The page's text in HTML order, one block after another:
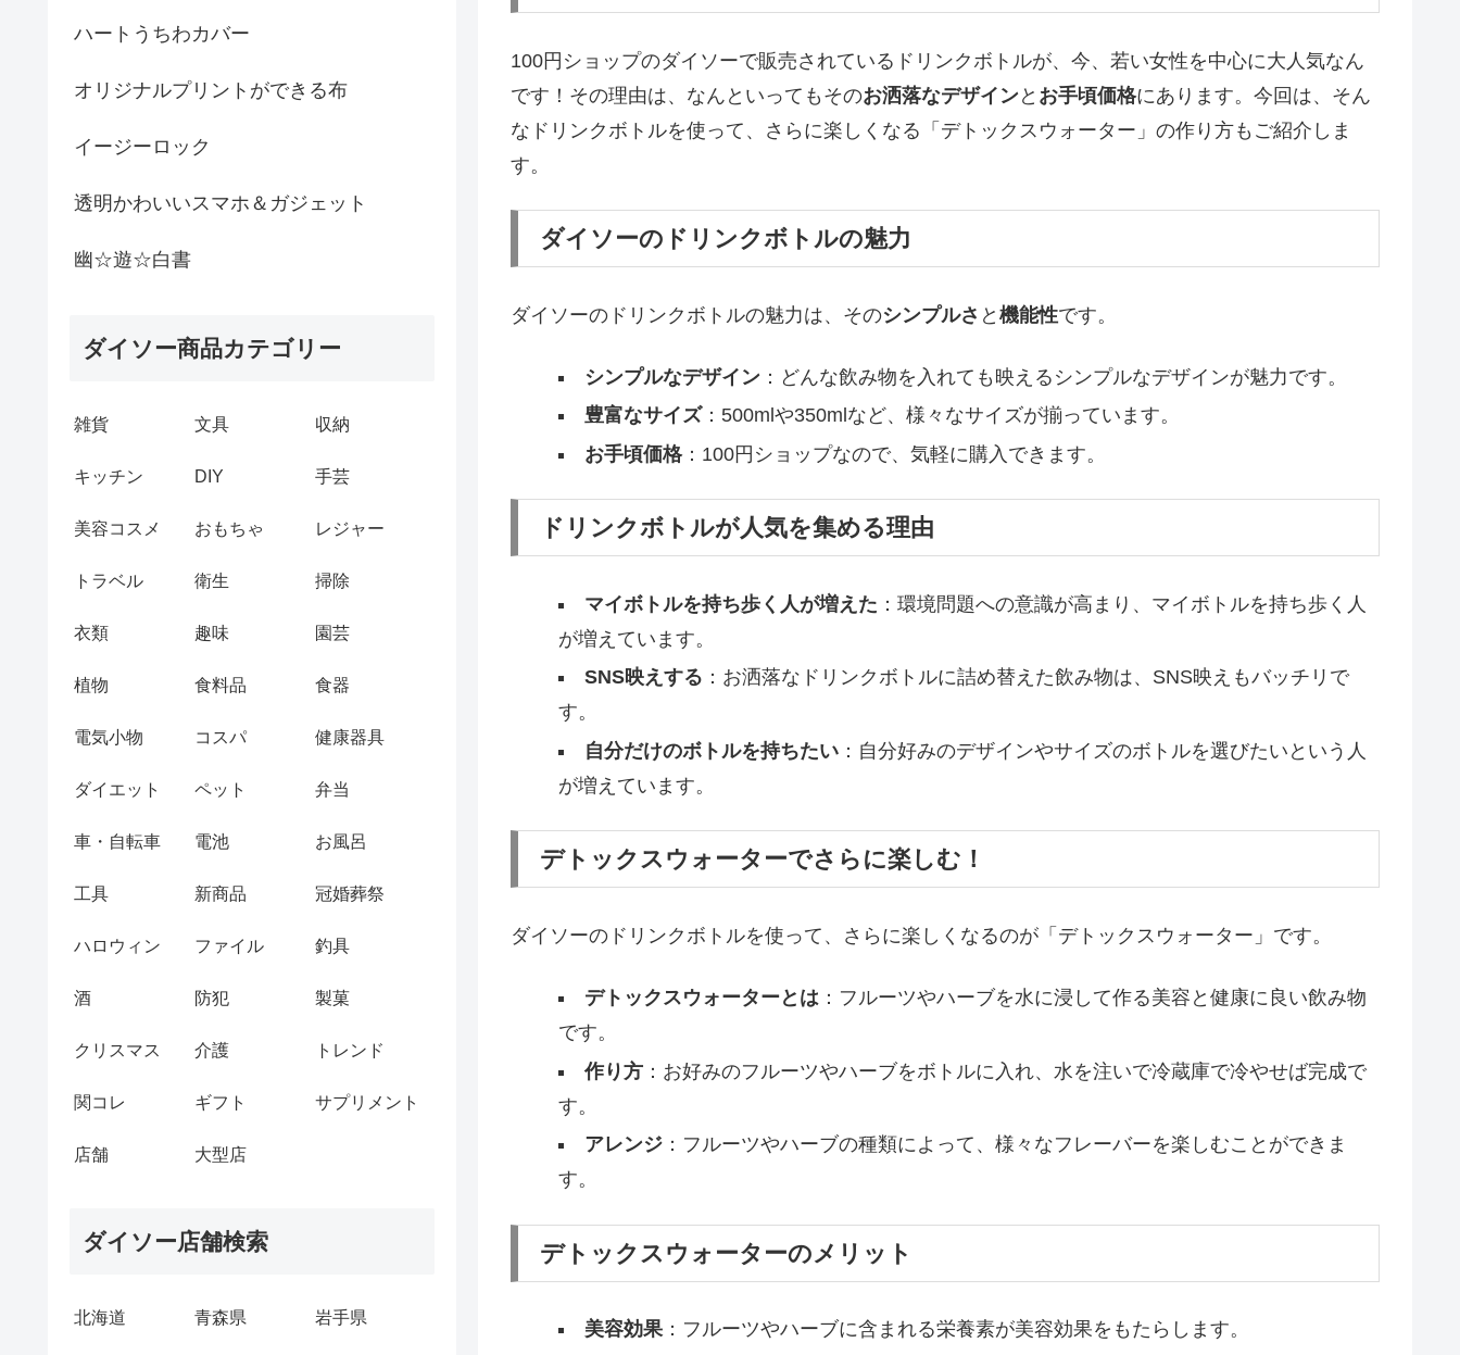
100円ショップのダイソーで販売されているドリンクボトルが、今、若い女性を中心に大人気なん
です！その理由は、なんといってもそのお洒落なデザインと お手頃価格にあります。今回は、そん
なドリンクボトルを使って、さらに楽しくなる「デトックスウォーター」の作り方もご紹介しま
す。
ダイソーのドリンクボトルの魅力
ダイソーのドリンクボトルの魅力は、そのシンプルさ と 機能性です。
シンプルなデザイン：どんな飲み物を入れても映えるシンプルなデザインが魅力です。
豊富なサイズ：500mlや350mlなど、様々なサイズが揃っています。
お手頃価格：100円ショップなので、気軽に購入できます。
ドリンクボトルが人気を集める理由
マイボトルを持ち歩く人が増えた ：環境問題への意識が高まり、マイボトルを持ち歩く人
が増えています。
SNS映えする ：お洒落なドリンクボトルに詰め替えた飲み物は、SNS映えもバッチリで
す。
自分だけのボトルを持ちたい：自分好みのデザインやサイズのボトルを選びたいという人
が増えています。
デトックスウォーターでさらに楽しむ！
ダイソーのドリンクボトルを使って、さらに楽しくなるのが「デトックスウォーター」です。
デトックスウォーターとは：フルーツやハーブを水に浸して作る美容と健康に良い飲み物
です。
作り方：お好みのフルーツやハーブをボトルに入れ、水を注いで冷蔵庫で冷やせば完成で
す。
アレンジ：フルーツやハーブの種類によって、様々なフレーバーを楽しむことができま
す。
デトックスウォーターのメリット
美容効果：フルーツやハーブに含まれる栄養素が美容効果をもたらします。
ハートうちわカバー
オリジナルプリントができる布
イージーロック
透明かわいいスマホ＆ガジェット
幽☆遊☆白書
ダイソー商品カテゴリー
雑貨 文具 収納
キッチン DIY 手芸
美容コスメ おもちゃ レジャー
トラベル 衛生 掃除
衣類 趣味 園芸
植物 食料品 食器
電気小物 コスパ 健康器具
ダイエット ペット 弁当
車・自転車 電池 お風呂
工具 新商品 冠婚葬祭
ハロウィン ファイル 釣具
酒 防犯 製菓
クリスマス 介護 トレンド
関コレ ギフト サプリメント
店舗 大型店
ダイソー店舗検索
北海道 青森県 岩手県